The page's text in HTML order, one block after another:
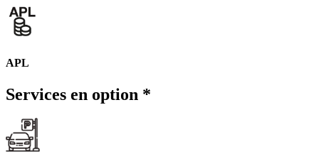
APL
Services en option *